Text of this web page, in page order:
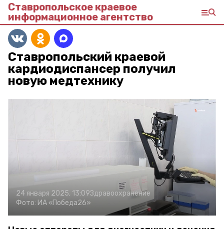
Ставропольское краевое
информационное агентство
Ставропольский краевой
кардиодиспансер получил
новую медтехнику
24 января 2025, 13:09Здравоохранение
Фото: ИА «Победа26»